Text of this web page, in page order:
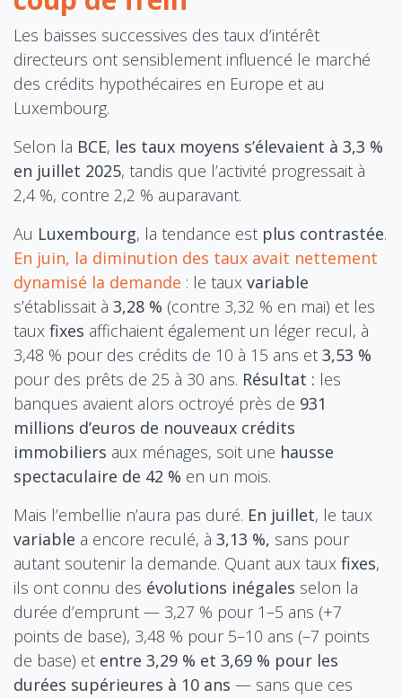
Les baisses successives des taux d’intérêt
directeurs ont sensiblement influencé le marché
des crédits hypothécaires en Europe et au
Luxembourg.
Selon la BCE, les taux moyens s’élevaient à 3,3 %
en juillet 2025, tandis que l’activité progressait à
2,4 %, contre 2,2 % auparavant.
Au Luxembourg, la tendance est plus contrastée.
En juin, la diminution des taux avait nettement
dynamisé la demande : le taux variable
s’établissait à 3,28 % (contre 3,32 % en mai) et les
taux fixes affichaient également un léger recul, à
3,48 % pour des crédits de 10 à 15 ans et 3,53 %
pour des prêts de 25 à 30 ans. Résultat : les
banques avaient alors octroyé près de 931
millions d’euros de nouveaux crédits
immobiliers aux ménages, soit une hausse
spectaculaire de 42 % en un mois.
Mais l’embellie n’aura pas duré. En juillet, le taux
variable a encore reculé, à 3,13 %, sans pour
autant soutenir la demande. Quant aux taux fixes,
ils ont connu des évolutions inégales selon la
durée d’emprunt — 3,27 % pour 1–5 ans (+7
points de base), 3,48 % pour 5–10 ans (–7 points
de base) et entre 3,29 % et 3,69 % pour les
durées supérieures à 10 ans — sans que ces